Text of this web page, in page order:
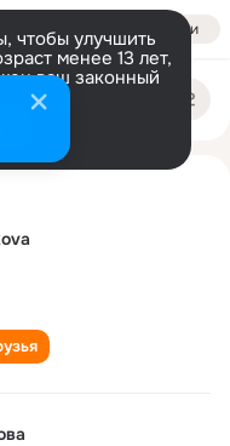
Войти
чтобы улучшить
менее 13 лет,
ваш законный